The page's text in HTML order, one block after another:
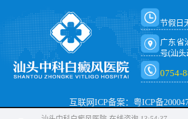
节假日
广东省
号(汕
0754-
互联网ICP备案：粤ICP备